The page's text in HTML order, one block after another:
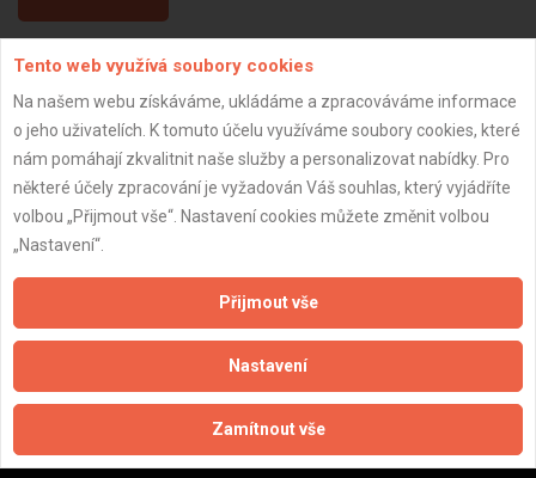
Aktualizováno z portálu ARES dne 03.12.2024 03:00:10
Důležité informace
Zpracování a ochrana osobních údajů
Obchodní podmínky (rozpočtování)
Reference
Naše excelové tabulky online
Tento web využívá soubory cookies
Na našem webu získáváme, ukládáme a zpracováváme informace
o jeho uživatelích. K tomuto účelu využíváme soubory cookies, které
nám pomáhají zkvalitnit naše služby a personalizovat nabídky. Pro
některé účely zpracování je vyžadován Váš souhlas, který vyjádříte
volbou „Přijmout vše“. Nastavení cookies můžete změnit volbou
„Nastavení“.
Přijmout vše
Nastavení
Zamítnout vše